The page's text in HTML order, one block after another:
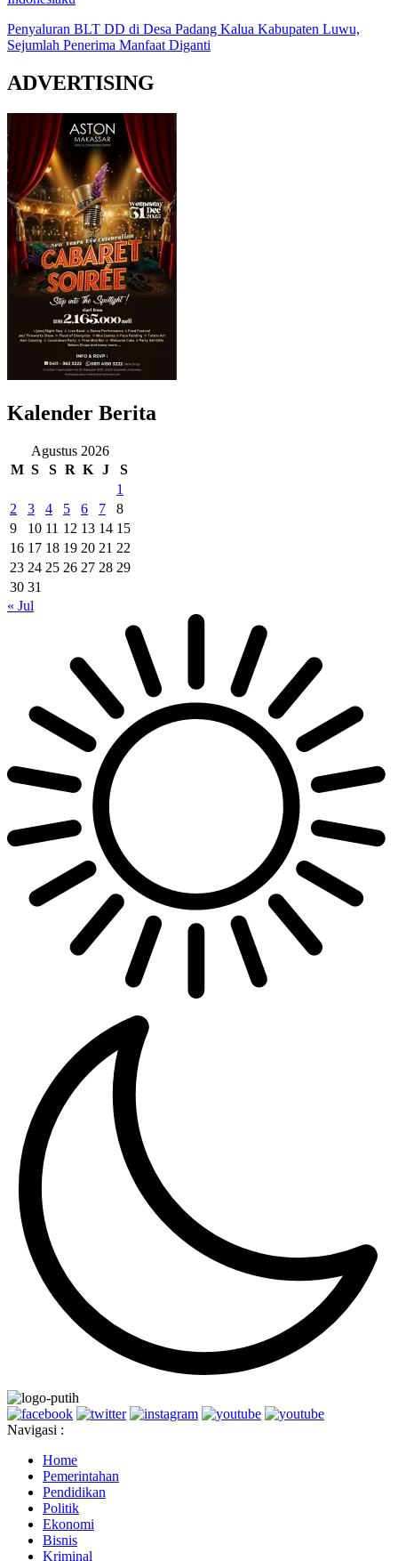
Penyaluran BLT DD di Desa Padang Kalua Kabupaten Luwu,
Sejumlah Penerima Manfaat Diganti
ADVERTISING
Kalender Berita
Agustus 2026
M S S R K J
S
1
2
3 4 5 6 7
8
9
10 11 12 13 14 15
16 17 18 19 20 21 22
23 24 25 26 27 28 29
30 31
« Jul
Navigasi :
Home
Pemerintahan
Pendidikan
Politik
Ekonomi
Bisnis
Kriminal